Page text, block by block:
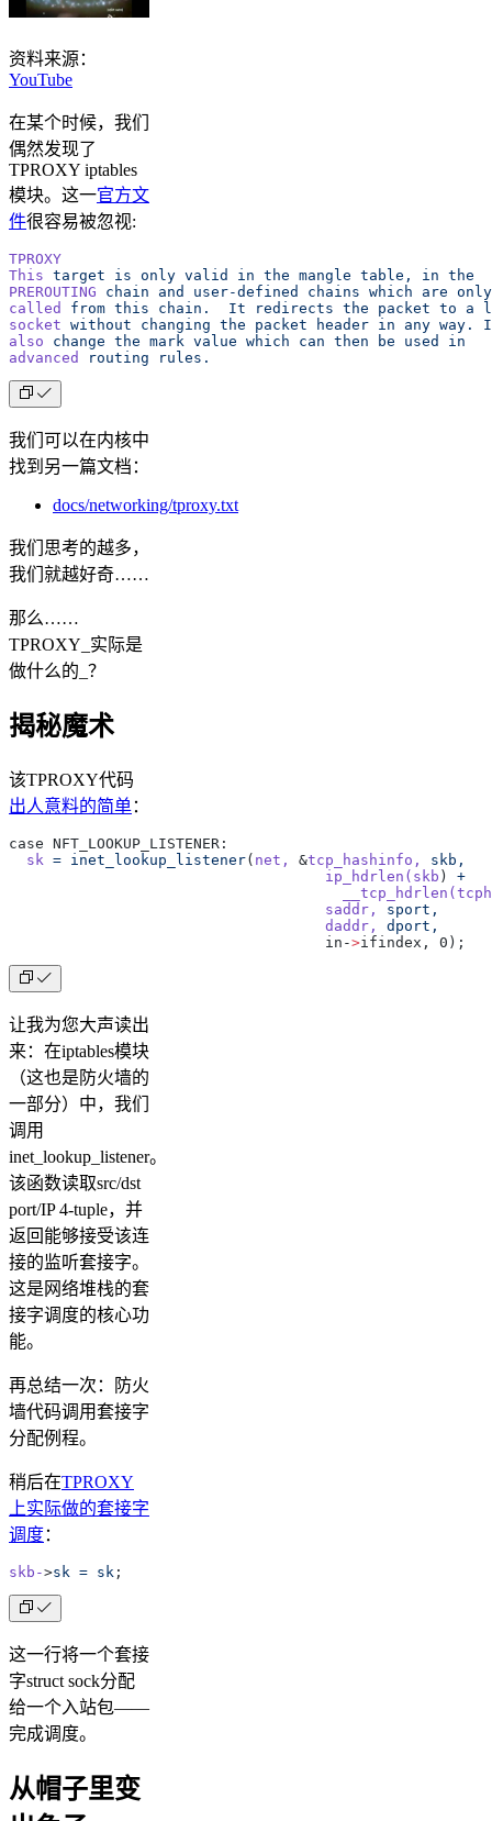
资料来源：
YouTube
在某个时候，我们
偶然发现了
TPROXY iptables
模块。这一官方文
件很容易被忽视:
TPROXY
This target is only valid in the mangle table, in the
PREROUTING chain and user-defined chains which are only
called
from this chain.
  It
redirects the packet to a
socket without changing the packet header in any way.
also change the mark value which can then be used
in
advanced
routing rules.
我们可以在内核中
找到另一篇文档：
docs/networking/tproxy.txt
我们思考的越多，
我们就越好奇……
那么……
TPROXY_实际是
做什么的_？
揭秘魔术
该TPROXY代码
出人意料的简单：
case NFT_LOOKUP_LISTENER:
  sk
= inet_lookup_listener( net, &tcp_hashinfo,
skb,
				    ip_hdrlen(skb
) +
				      __tcp_hdrlen(tcph
				    saddr,
sport,
				    daddr,
dport,
				    in-
>ifindex, 0);
让我为您大声读出
来：在iptables模块
（这也是防火墙的
一部分）中，我们
调用
inet_lookup_listener。
该函数读取src/dst
port/IP 4-tuple，并
返回能够接受该连
接的监听套接字。
这是网络堆栈的套
接字调度的核心功
能。
再总结一次：防火
墙代码调用套接字
分配例程。
稍后在TPROXY
上实际做的套接字
调度：
skb->sk = sk ;
这一行将一个套接
字struct sock分配
给一个入站包——
完成调度。
从帽子里变